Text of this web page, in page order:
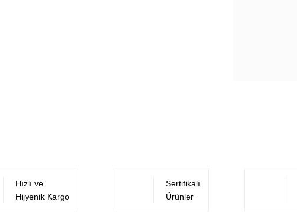
Hızlı ve
Hijyenik Kargo
Sertifikalı
Ürünler